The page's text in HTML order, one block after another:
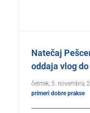
Natečaj
oddaja vlog
četrtek, 5. novembra,
primeri dobre prakse